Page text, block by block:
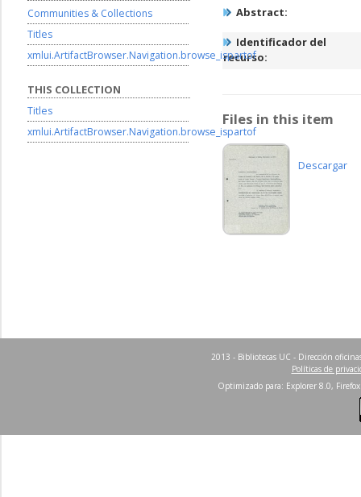
Abstract:
Identificador del
recurso:
Files in this item
Descargar
Communities & Collections
Titles
xmlui.ArtifactBrowser.Navigation.browse_ispartof
THIS COLLECTION
Titles
xmlui.ArtifactBrowser.Navigation.browse_ispartof
2013 - Bibliotecas UC - Dirección
Políticas de
Optimizado para: Explorer 8.0,